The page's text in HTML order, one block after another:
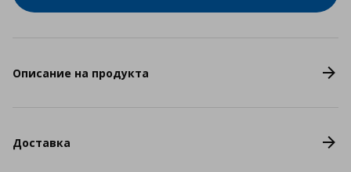
Описание на продукта
Доставка